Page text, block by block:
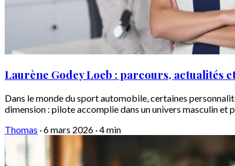
Laurène Godey Loeb : parcours, actualités
Dans le monde du sport automobile, certaines
dimension : pilote accomplie dans un univers masculin et
Thomas ·6 mars 2026 ·4 min